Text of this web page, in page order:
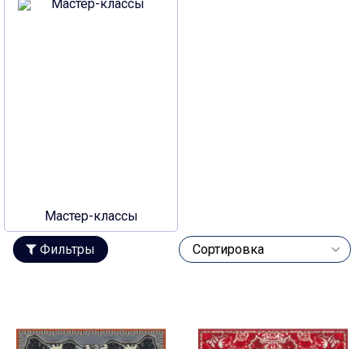
Мастер-классы
Фильтры